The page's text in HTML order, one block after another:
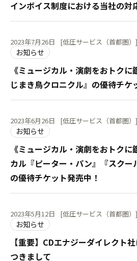
インボイス制度における当社の対
《ミュージカル・演劇をおトク
じまき鳥クロニクル』の優待チケ
2023年7月26日 [低圧サービス（首都圏）]
お知らせ
《ミュージカル・演劇をおトク
カル『ピーター・パン』『スクー
の優待チケット発売中！
2023年6月26日 [低圧サービス（首都圏）]
お知らせ
【重要】CDエナジーダイレクト
つきまして
2023年5月12日 [低圧サービス（首都圏）]
お知らせ